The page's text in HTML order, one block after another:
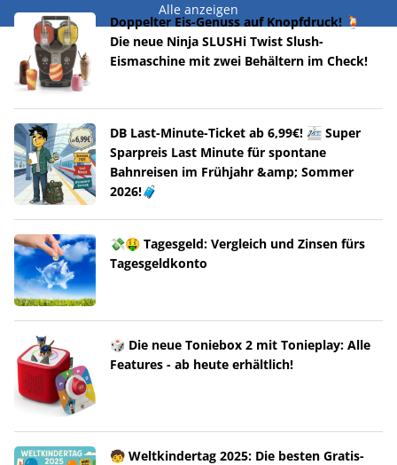
Alle anzeigen
Doppelter Eis-Genuss auf Knopfdruck! 🍹
Die neue Ninja SLUSHi Twist Slush-
Eismaschine mit zwei Behältern im Check!
DB Last-Minute-Ticket ab 6,99€! 🚈 Super
Sparpreis Last Minute für spontane
Bahnreisen im Frühjahr &amp; Sommer
2026!🧳
💸🤑 Tagesgeld: Vergleich und Zinsen fürs
Tagesgeldkonto
🎲 Die neue Toniebox 2 mit Tonieplay: Alle
Features - ab heute erhältlich!
🧒 Weltkindertag 2025: Die besten Gratis-